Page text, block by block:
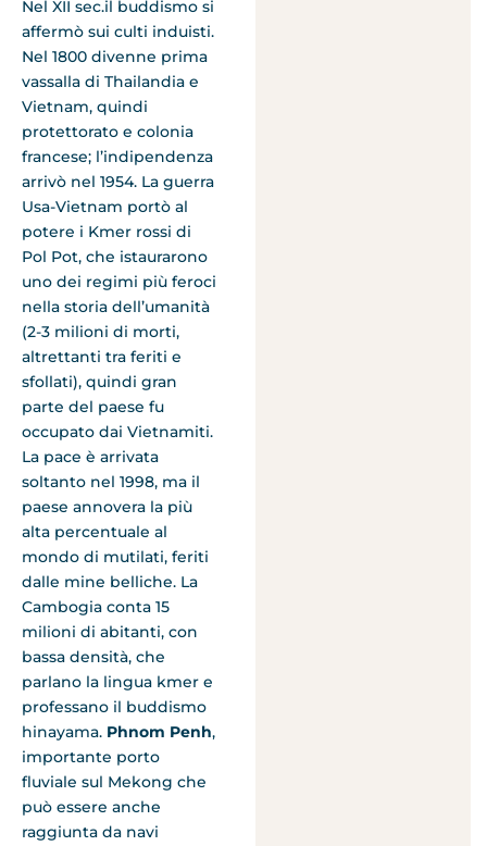
Nel XII sec.il buddismo si
affermò sui culti induisti.
Nel 1800 divenne prima
vassalla di Thailandia e
Vietnam, quindi
protettorato e colonia
francese; l’indipendenza
arrivò nel 1954. La guerra
Usa-Vietnam portò al
potere i Kmer rossi di
Pol Pot, che istaurarono
uno dei regimi più feroci
nella storia dell’umanità
(2-3 milioni di morti,
altrettanti tra feriti e
sfollati), quindi gran
parte del paese fu
occupato dai Vietnamiti.
La pace è arrivata
soltanto nel 1998, ma il
paese annovera la più
alta percentuale al
mondo di mutilati, feriti
dalle mine belliche. La
Cambogia conta 15
milioni di abitanti, con
bassa densità, che
parlano la lingua kmer e
professano il buddismo
hinayama. Phnom Penh,
importante porto
fluviale sul Mekong che
può essere anche
raggiunta da navi